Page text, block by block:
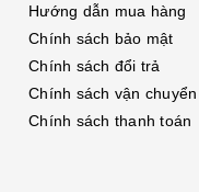
Hướng dẫn mua hàng
Chính sách bảo mật
Chính sách đổi trả
Chính sách vận chuyển
Chính sách thanh toán